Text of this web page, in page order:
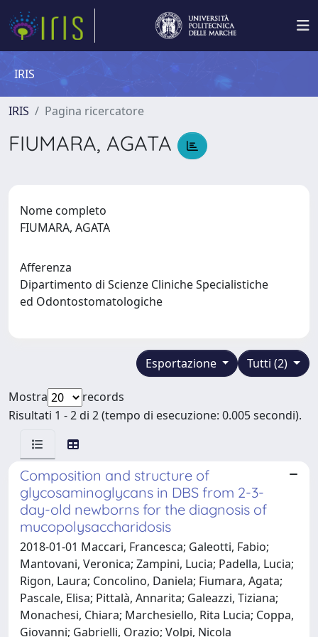
IRIS
IRIS Pagina ricercatore
FIUMARA, AGATA
Nome completo
FIUMARA, AGATA
Afferenza
Dipartimento di Scienze Cliniche Specialistiche
ed Odontostomatologiche
Tutti (2)
Esportazione
Mostra
records
Risultati 1 - 2 di 2 (tempo di esecuzione: 0.005 secondi).
Composition and structure of
glycosaminoglycans in DBS from 2-3-
day-old newborns for the diagnosis of
mucopolysaccharidosis
2018-01-01 Maccari, Francesca; Galeotti, Fabio;
Mantovani, Veronica; Zampini, Lucia; Padella, Lucia;
Rigon, Laura; Concolino, Daniela; Fiumara, Agata;
Pascale, Elisa; Pittalà, Annarita; Galeazzi, Tiziana;
Monachesi, Chiara; Marchesiello, Rita Lucia; Coppa,
Giovanni; Gabrielli, Orazio; Volpi, Nicola